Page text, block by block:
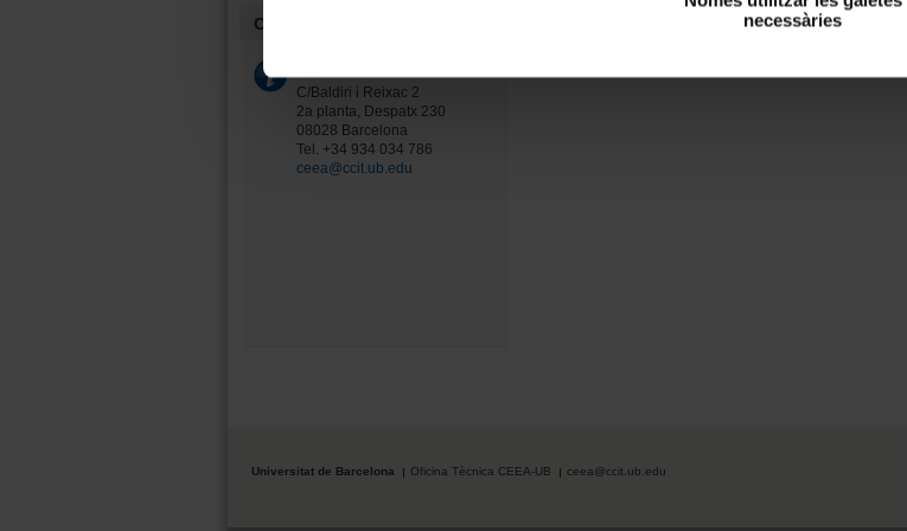
necessàries
Contacte
C/Baldiri i Reixac 2
2a planta, Despatx 230
08028 Barcelona
Tel. +34 934 034 786
ceea@ccit.ub.edu
Universitat de Barcelona Oficina Tècnica CEEA-UB ceea@ccit.ub.edu